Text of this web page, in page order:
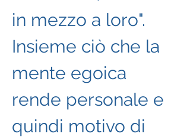
in mezzo a loro".
Insieme ciò che la
mente egoica
rende personale e
quindi motivo di